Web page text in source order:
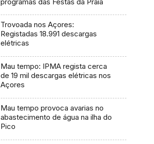
Trovoada nos Açores:
Registadas 18.991 descargas
elétricas
Mau tempo: IPMA regista cerca
de 19 mil descargas elétricas nos
Açores
Mau tempo provoca avarias no
abastecimento de água na ilha do
Pico